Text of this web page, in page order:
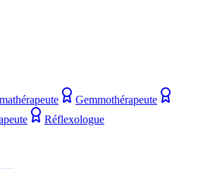
Gemmothérapeute
Réflexologue